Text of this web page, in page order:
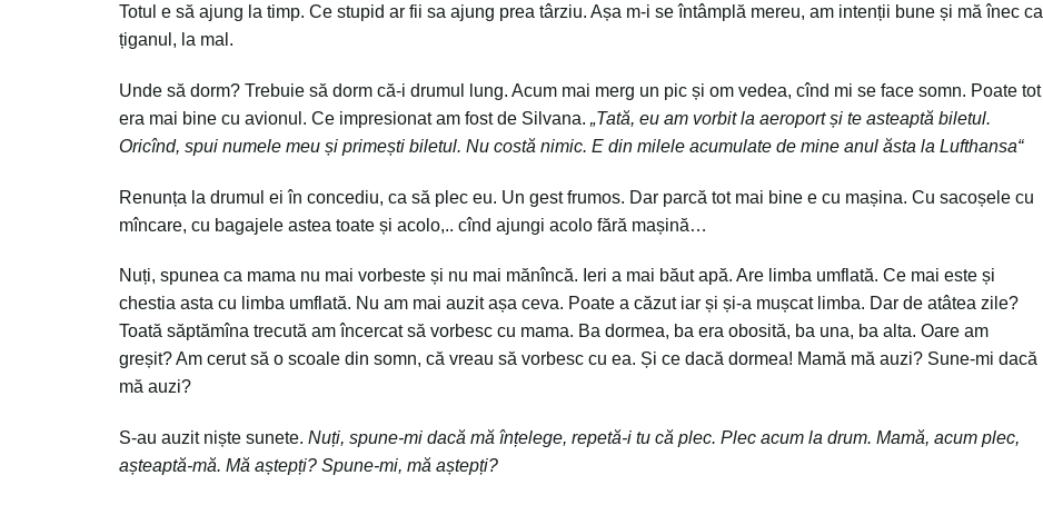
Totul e să ajung la timp. Ce stupid ar fii sa ajung prea târziu. Așa m-i se întâmplă mereu, am intenții bune și mă înec ca
țiganul, la mal.
Unde să dorm? Trebuie să dorm că-i drumul lung. Acum mai merg un pic și om vedea, cînd mi se face somn. Poate tot
era mai bine cu avionul. Ce impresionat am fost de Silvana. „Tată, eu am vorbit la aeroportși te asteaptă biletul.
Oricînd, spui numele meu și primești biletul. Nu costă nimic. E din milele acumulate de mine anul ăsta la Lufthansa“
Renunța la drumul ei în concediu, ca să plec eu. Un gest frumos. Dar parcă tot mai bine e cu mașina. Cu sacoșele cu
mîncare, cu bagajele astea toate și acolo,.. cînd ajungi acolo fără mașină…
Nuți, spunea ca mama nu mai vorbeste și nu mai mănîncă. Ieri a mai băut apă. Are limba umflată. Ce mai este și
chestia asta cu limba umflată. Nu am mai auzit așa ceva. Poate a căzut iar și și-a mușcat limba. Dar de atâtea zile?
Toată săptămîna trecută am încercat să vorbesc cu mama. Ba dormea, ba era obosită, ba una, ba alta. Oare am
greșit? Am cerut să o scoale din somn, că vreau să vorbesc cu ea. Și ce dacă dormea! Mamă mă auzi? Sune-mi dacă
mă auzi?
S-au auzit niște sunete. Nuți, spune-mi dacă mă înțelege, repetă-i tu că plec. Plec acum la drum. Mamă, acum plec,
așteaptă-mă. Mă aștepți? Spune-mi, mă aștepți?